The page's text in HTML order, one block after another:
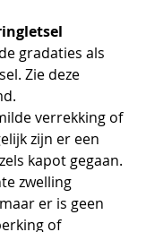
gradaties als
Zie deze
verrekking of
zijn er een
kapot gegaan.
zwelling
er is geen
of